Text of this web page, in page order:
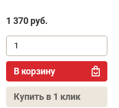
1 370 руб.
В корзину
Купить в 1 клик